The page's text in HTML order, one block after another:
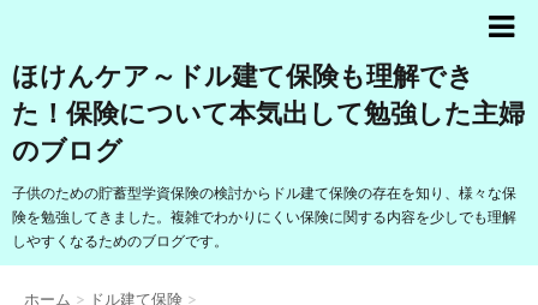
ほけんケア～ドル建て保険も理解でき
た！保険について本気出して勉強した主婦
のブログ
子供のための貯蓄型学資保険の検討からドル建て保険の存在を知り、様々な保
険を勉強してきました。複雑でわかりにくい保険に関する内容を少しでも理解
しやすくなるためのブログです。
ホーム > ドル建て保険 >